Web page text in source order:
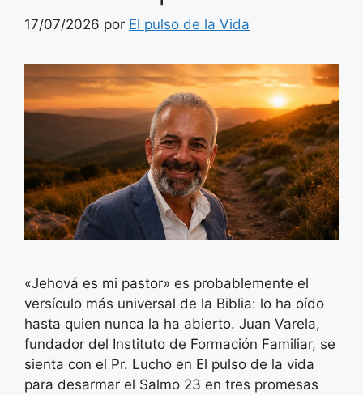
17/07/2026 por El pulso de la Vida
«Jehová es mi pastor» es probablemente el
versículo más universal de la Biblia: lo ha oído
hasta quien nunca la ha abierto. Juan Varela,
fundador del Instituto de Formación Familiar, se
sienta con el Pr. Lucho en El pulso de la vida
para desarmar el Salmo 23 en tres promesas